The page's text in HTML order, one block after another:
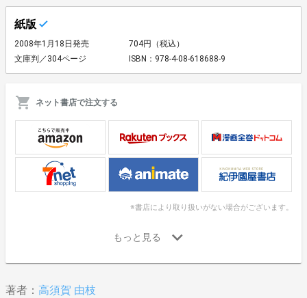
紙版
2008年1月18日発売
704円（税込）
文庫判／304ページ
ISBN：978-4-08-618688-9
ネット書店で注文する
※書店により取り扱いがない場合がございます。
著者： 高須賀 由枝